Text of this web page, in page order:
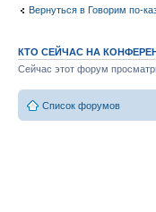
Вернуться в Говорим по-
КТО СЕЙЧАС НА
Сейчас этот форум
Список форумов